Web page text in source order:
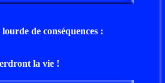
de conséquences :
la vie !